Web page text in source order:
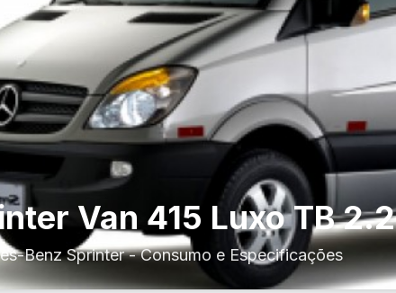
Van 415 Luxo TB 2.2
Benz Sprinter - Consumo e Especificações